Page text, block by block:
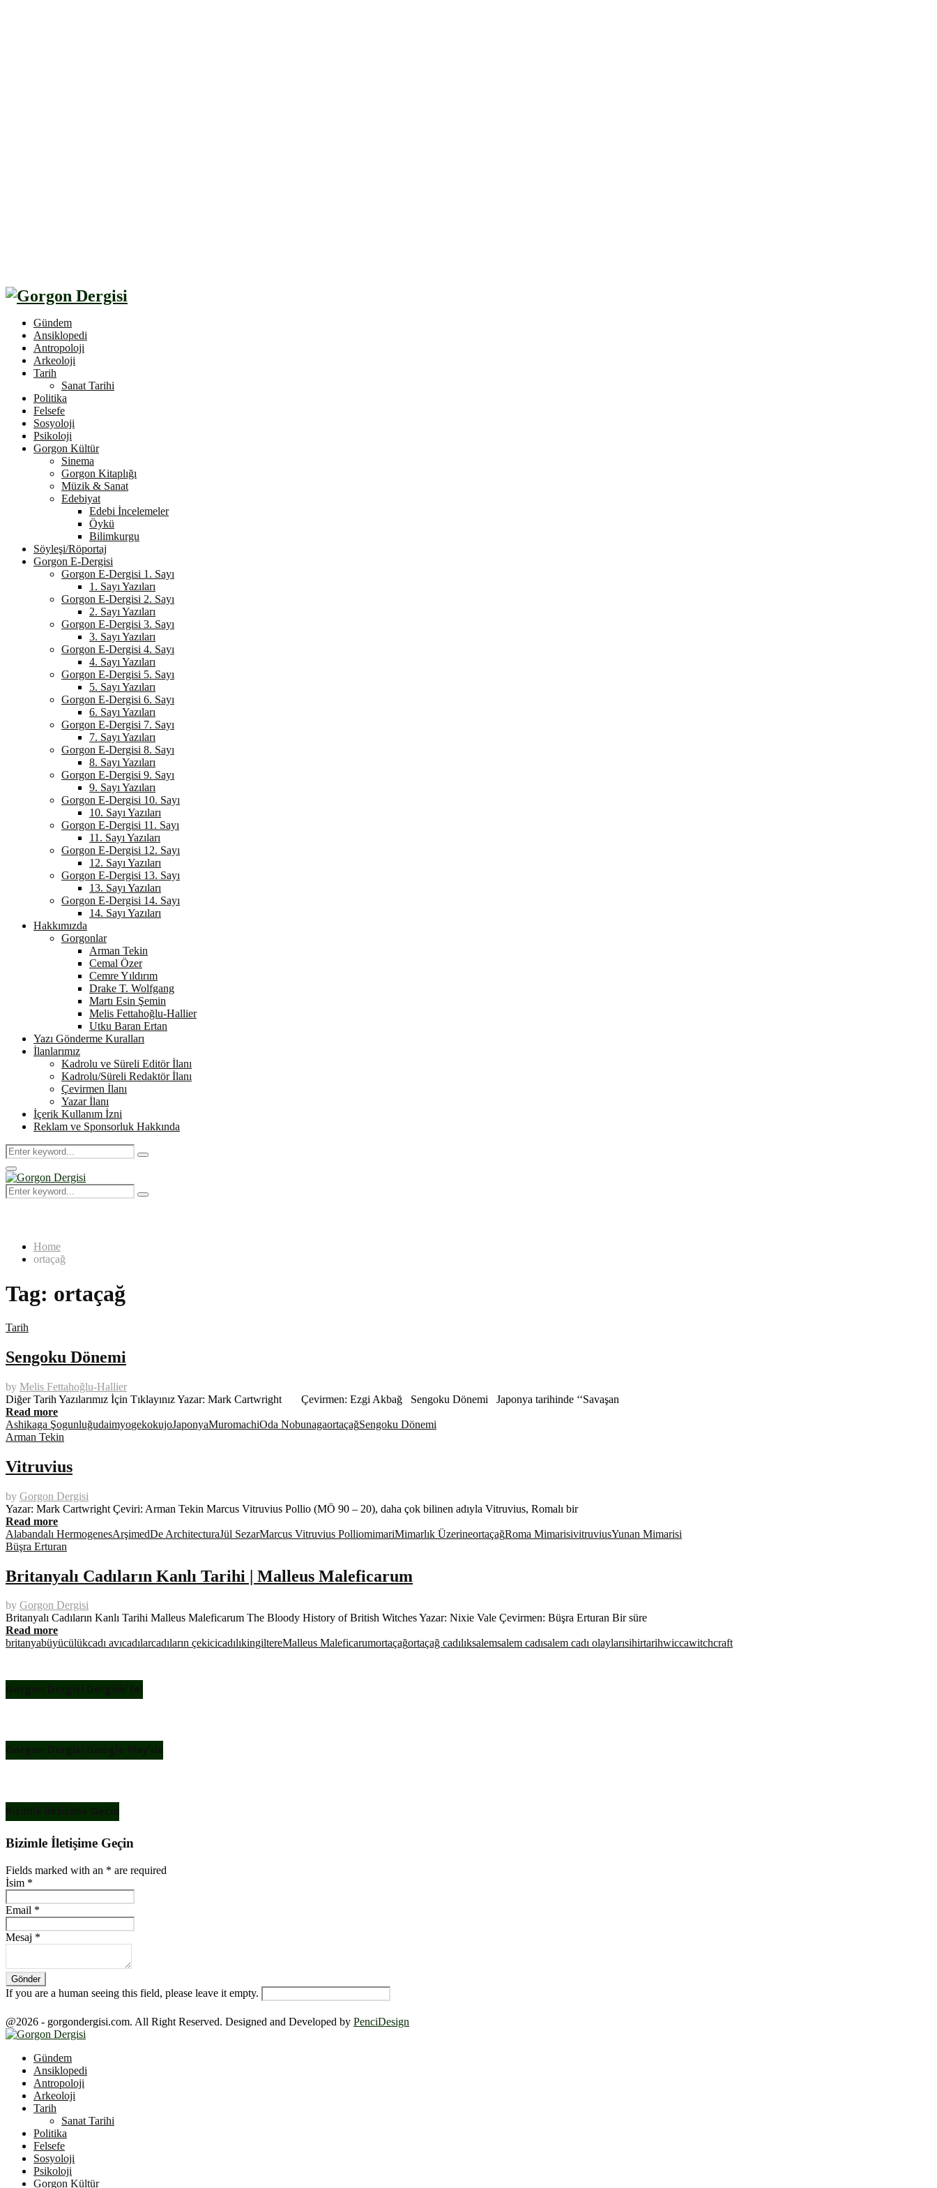
Gündem
Ansiklopedi
Antropoloji
Arkeoloji
Tarih
Sanat Tarihi
Politika
Felsefe
Sosyoloji
Psikoloji
Gorgon Kültür
Sinema
Gorgon Kitaplığı
Müzik & Sanat
Edebiyat
Edebi İncelemeler
Öykü
Bilimkurgu
Söyleşi/Röportaj
Gorgon E-Dergisi
Gorgon E-Dergisi 1. Sayı
1. Sayı Yazıları
Gorgon E-Dergisi 2. Sayı
2. Sayı Yazıları
Gorgon E-Dergisi 3. Sayı
3. Sayı Yazıları
Gorgon E-Dergisi 4. Sayı
4. Sayı Yazıları
Gorgon E-Dergisi 5. Sayı
5. Sayı Yazıları
Gorgon E-Dergisi 6. Sayı
6. Sayı Yazıları
Gorgon E-Dergisi 7. Sayı
7. Sayı Yazıları
Gorgon E-Dergisi 8. Sayı
8. Sayı Yazıları
Gorgon E-Dergisi 9. Sayı
9. Sayı Yazıları
Gorgon E-Dergisi 10. Sayı
10. Sayı Yazıları
Gorgon E-Dergisi 11. Sayı
11. Sayı Yazıları
Gorgon E-Dergisi 12. Sayı
12. Sayı Yazıları
Gorgon E-Dergisi 13. Sayı
13. Sayı Yazıları
Gorgon E-Dergisi 14. Sayı
14. Sayı Yazıları
Hakkımızda
Gorgonlar
Arman Tekin
Cemal Özer
Cemre Yıldırım
Drake T. Wolfgang
Martı Esin Şemin
Melis Fettahoğlu-Hallier
Utku Baran Ertan
Yazı Gönderme Kuralları
İlanlarımız
Kadrolu ve Süreli Editör İlanı
Kadrolu/Süreli Redaktör İlanı
Çevirmen İlanı
Yazar İlanı
İçerik Kullanım İzni
Reklam ve Sponsorluk Hakkında
Search
for:
Search
Primary
Menu
Search
for:
Search
Home
ortaçağ
Tag: ortaçağ
Tarih
Sengoku Dönemi
by Melis Fettahoğlu-Hallier
Diğer Tarih Yazılarımız İçin Tıklayınız Yazar: Mark Cartwright Çevirmen: Ezgi Akbağ Sengoku Dönemi Japonya tarihinde ‘‘Savaşan
Read more
Ashikaga ŞogunluğudaimyogekokujoJaponyaMuromachiOda NobunagaortaçağSengoku Dönemi
Arman Tekin
Vitruvius
by Gorgon Dergisi
Yazar: Mark Cartwright Çeviri: Arman Tekin Marcus Vitruvius Pollio (MÖ 90 – 20), daha çok bilinen adıyla Vitruvius, Romalı bir
Read more
Alabandalı HermogenesArşimedDe ArchitecturaJül SezarMarcus Vitruvius PolliomimariMimarlık ÜzerineortaçağRoma MimarisivitruviusYunan Mimarisi
Büşra Erturan
Britanyalı Cadıların Kanlı Tarihi | Malleus Maleficarum
by Gorgon Dergisi
Britanyalı Cadıların Kanlı Tarihi Malleus Maleficarum The Bloody History of British Witches Yazar: Nixie Vale Çevirmen: Büşra Erturan Bir süre
Read more
britanyabüyücülükcadı avıcadılarcadıların çekicicadılıkingiltereMalleus Maleficarumortaçağortaçağ cadılıksalemsalem cadısalem cadı olaylarısihirtarihwiccawitchcraft
Gorgon Dergisi Dergilik’te!
Gorgon Dergisi Google Play’de
Bizimle İletişime Geçin
Bizimle İletişime Geçin
Fields marked with an * are required
İsim *
Email *
Mesaj *
If you are a human seeing this field, please leave it empty.
@2026 - gorgondergisi.com. All Right Reserved. Designed and Developed by PenciDesign
Gündem
Ansiklopedi
Antropoloji
Arkeoloji
Tarih
Sanat Tarihi
Politika
Felsefe
Sosyoloji
Psikoloji
Gorgon Kültür